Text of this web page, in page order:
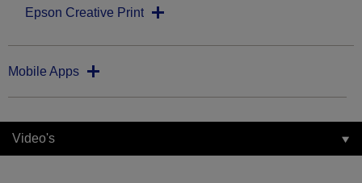
Epson Creative Print
Mobile Apps
Video's